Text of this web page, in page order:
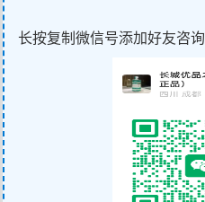
长按复制微信号添加好友咨询